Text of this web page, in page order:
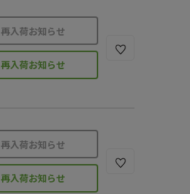
再入荷お知らせ
再入荷お知らせ
再入荷お知らせ
再入荷お知らせ